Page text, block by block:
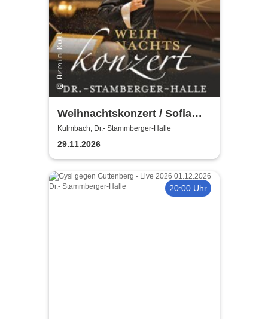
Weihnachtskonzert / Sofia
Symphonics / Ljubka Biagioni
zu Guttenberg
Kulmbach, Dr.- Stammberger-Halle
29.11.2026
20:00 Uhr